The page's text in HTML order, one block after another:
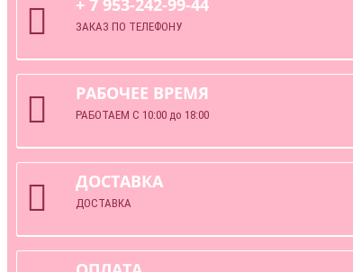
+ 7 953-242-99-44
ЗАКАЗ ПО ТЕЛЕФОНУ
РАБОЧЕЕ ВРЕМЯ
РАБОТАЕМ С 10:00 до 18:00
ДОСТАВКА
ДОСТАВКА